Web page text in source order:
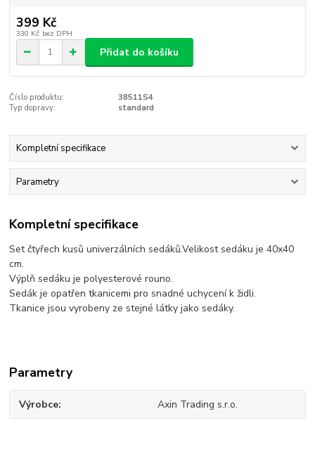
399 Kč
330 Kč bez DPH
Přidat do košíku
Číslo produktu:
38511S4
Typ dopravy:
standard
Kompletní specifikace
Parametry
Kompletní specifikace
Set čtyřech kusů univerzálních sedáků.Velikost sedáku je 40x40
cm.
Výplň sedáku je polyesterové rouno.
Sedák je opatřen tkanicemi pro snadné uchycení k židli.
Tkanice jsou vyrobeny ze stejné látky jako sedáky.
Parametry
Výrobce Axin Trading s.r.o.